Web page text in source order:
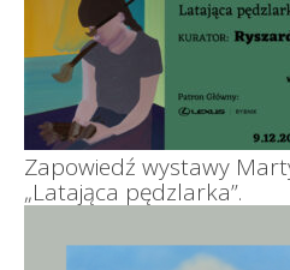
Zapowiedź wystawy
„Latająca pędzlarka”.